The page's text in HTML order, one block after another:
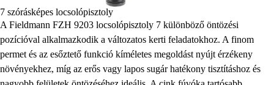
7 szórásképes locsolópisztoly
A Fieldmann FZH 9203 locsolópisztoly 7 különböző öntözési
pozícióval alkalmazkodik a változatos kerti feladatokhoz. A finom
permet és az esőztető funkció kíméletes megoldást nyújt érzékeny
növényekhez, míg az erős vagy lapos sugár hatékony tisztításhoz és